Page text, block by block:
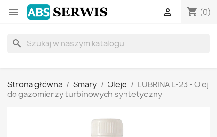
 shopping_cart (0)

search
Strona główna Smary Oleje
LUBRINA L-23 - Olej
do gazomierzy turbinowych syntetyczny